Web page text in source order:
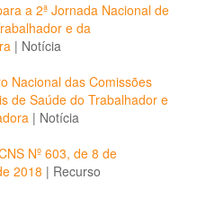
a 2ª Jornada Nacional de
e da
| Notícia
Nacional das Comissões
de Saúde do Trabalhador e
| Notícia
Nº 603, de 8 de
2018 | Recurso